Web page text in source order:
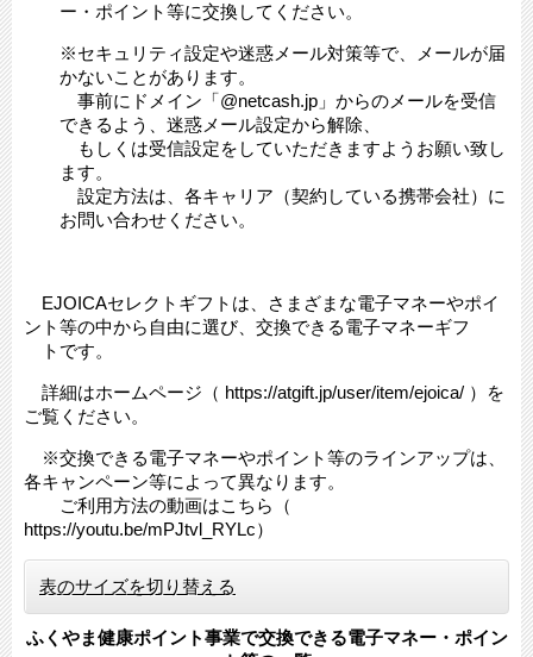
ー・ポイント等に交換してください。
※セキュリティ設定や迷惑メール対策等で、メールが届
かないことがあります。
事前にドメイン「@netcash.jp」からのメールを受信
できるよう、迷惑メール設定から解除、
もしくは受信設定をしていただきますようお願い致し
ます。
設定方法は、各キャリア（契約している携帯会社）に
お問い合わせください。
EJOICAセレクトギフトは、さまざまな電子マネーやポイ
ント等の中から自由に選び、交換できる電子マネーギフ
トです。
詳細はホームページ（ https://atgift.jp/user/item/ejoica/ ）を
ご覧ください。
※交換できる電子マネーやポイント等のラインアップは、
各キャンペーン等によって異なります。
ご利用方法の動画はこちら（
https://youtu.be/mPJtvl_RYLc）
表のサイズを切り替える
ふくやま健康ポイント事業で交換できる電子マネー・ポイン